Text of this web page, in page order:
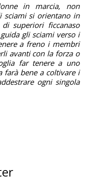
in marcia, non
sciami si orientano in
superiori ficcanaso
gli sciami verso i
a freno i membri
avanti con la forza o
far tenere a uno
farà bene a coltivare i
ogni singola